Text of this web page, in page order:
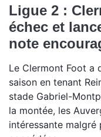
Ligue 2 :
échec et
note
Le Clermont Foot a
saison en tenant
stade Gabriel-
la montée, les
intéressante malgré